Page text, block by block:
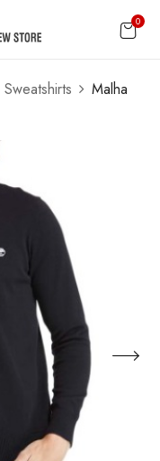
0
Sweatshirts
Malha